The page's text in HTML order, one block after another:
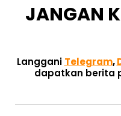
JANGAN
Langgani Telegram,
dapatkan berita